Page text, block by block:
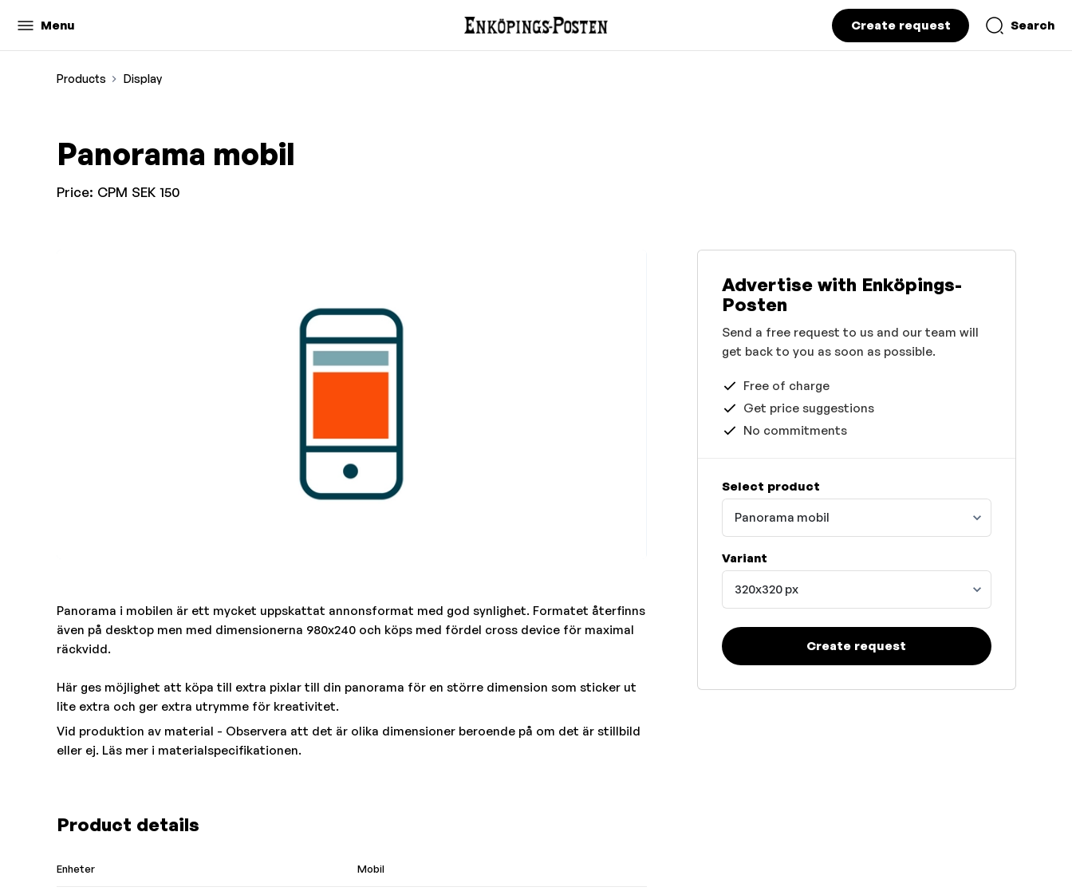
Menu Create request Search
Products Display
Panorama mobil
Price: CPM SEK 150
Panorama i mobilen är ett mycket uppskattat annonsformat med god synlighet. Formatet återfinns
även på desktop men med dimensionerna 980x240 och köps med fördel cross device för maximal
räckvidd.
Här ges möjlighet att köpa till extra pixlar till din panorama för en större dimension som sticker ut
lite extra och ger extra utrymme för kreativitet.
Vid produktion av material - Observera att det är olika dimensioner beroende på om det är stillbild
eller ej. Läs mer i materialspecifikationen.
Product details
Enheter Mobil
Advertise with Enköpings-
Posten
Send a free request to us and our team will
get back to you as soon as possible.
Free of charge
Get price suggestions
No commitments
Select product
Panorama mobil
Variant
320x320 px
Create request